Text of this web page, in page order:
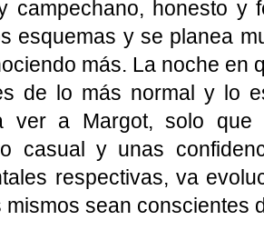
campechano, honesto y
esquemas y se planea
más. La noche en
de lo más normal y lo
ver a Margot, solo que
casual y unas
respectivas, va
mismos sean conscientes